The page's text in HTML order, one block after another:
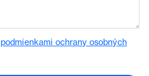
podmienkami ochrany osobných